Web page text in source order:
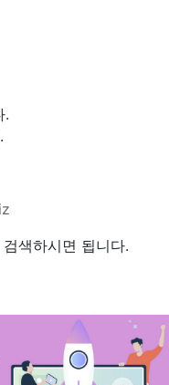
.
검색하시면 됩니다.